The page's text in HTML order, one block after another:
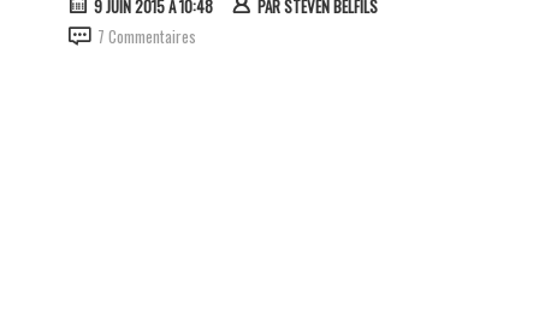
9 JUIN 2015 À 10:48 PARSTEVEN BELFILS
7 Commentaires